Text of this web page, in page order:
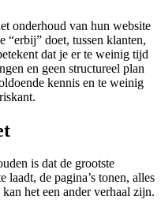
onderhoud van hun website
“erbij” doet, tussen klanten,
dat je er te weinig tijd
en geen structureel plan
kennis en te weinig
is dat de grootste
laadt, de pagina’s tonen, alles
het een ander verhaal zijn.